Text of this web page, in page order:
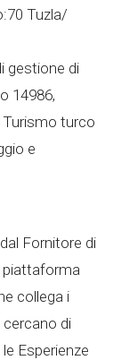
Tuzla/
gestione di
14986,
Turismo turco
e
Fornitore di
piattaforma
collega i
cercano di
Esperienze